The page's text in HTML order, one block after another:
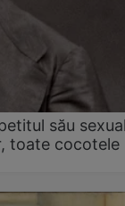
său
toate cocotele